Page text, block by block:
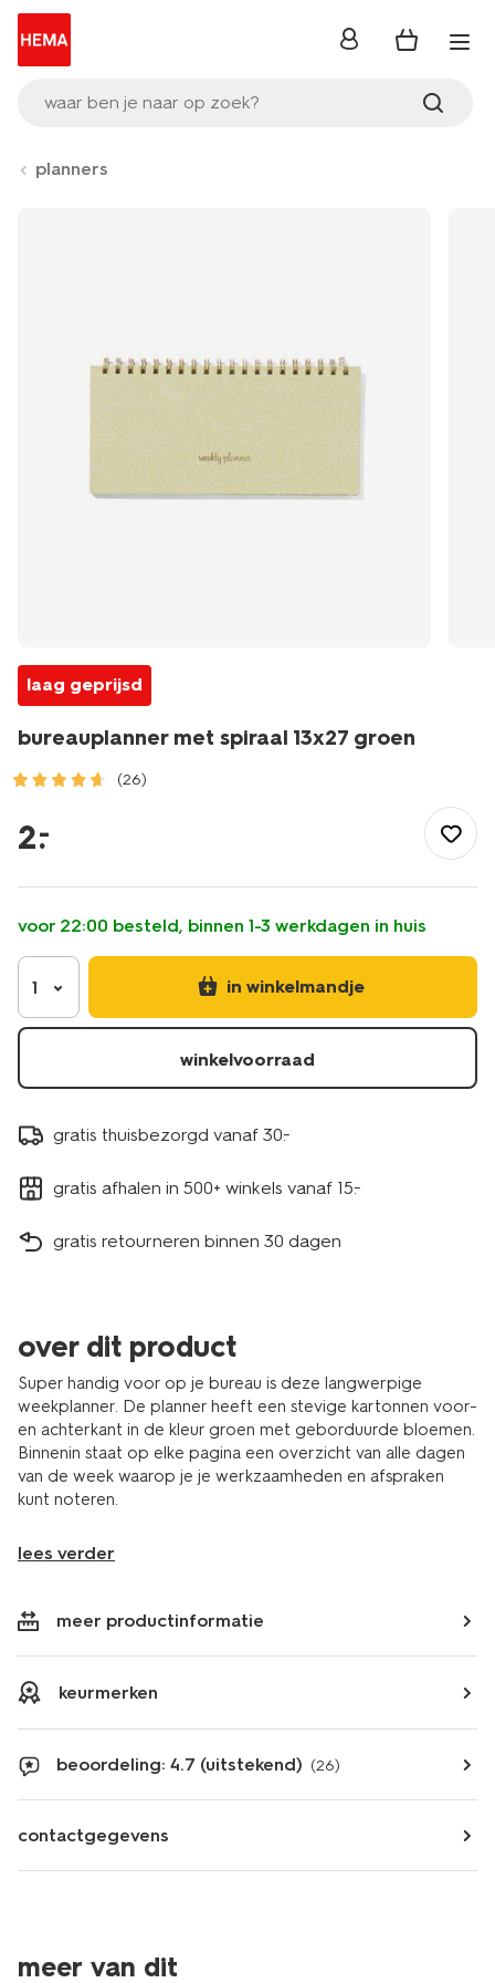
waar ben je naar op zoek?
inloggen
planners
laag geprijsd
bureauplanner met spiraal 13x27 groen
(26)
kantoor/agendas/planners/bureauplanner-
met-
13x27-
groen-
14170118.html
2.
–
voor 22:00 besteld, binnen 1-3 werkdagen in huis
1 in winkelmandje
winkelvoorraad
gratis thuisbezorgd vanaf 30.-
gratis afhalen in 500+ winkels vanaf 15.-
gratis retourneren binnen 30 dagen
over dit product
Super handig voor op je bureau is deze langwerpige
weekplanner. De planner heeft een stevige kartonnen voor-
en achterkant in de kleur groen met geborduurde bloemen.
Binnenin staat op elke pagina een overzicht van alle dagen
van de week waarop je je werkzaamheden en afspraken
kunt noteren.
lees verder
meer productinformatie
keurmerken
beoordeling: 4.7 (uitstekend) (26)
contactgegevens
meer van dit